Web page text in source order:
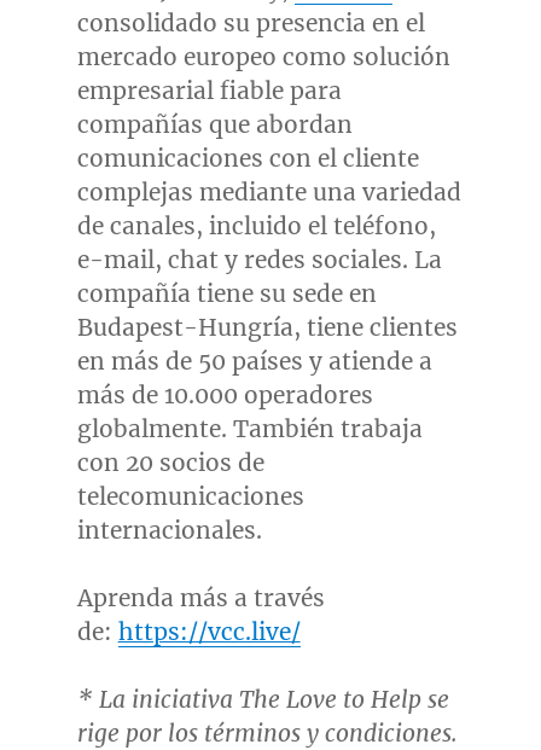
consolidado su presencia en el
mercado europeo como solución
empresarial fiable para
compañías que abordan
comunicaciones con el cliente
complejas mediante una variedad
de canales, incluido el teléfono,
e-mail, chat y redes sociales. La
compañía tiene su sede en
Budapest-Hungría, tiene clientes
en más de 50 países y atiende a
más de 10.000 operadores
globalmente. También trabaja
con 20 socios de
telecomunicaciones
internacionales.
Aprenda más a través
de: https://vcc.live/
* La iniciativa The Love to Help se
rige por los términos y condiciones.